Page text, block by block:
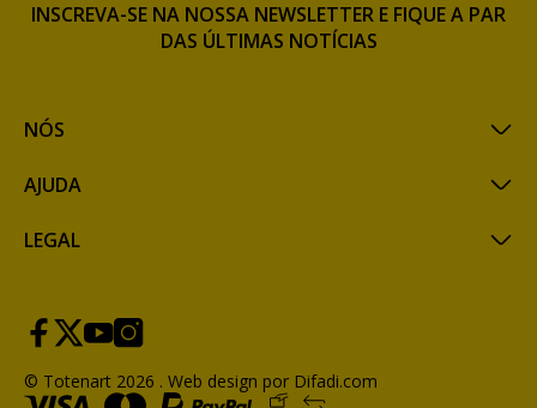
NÓS
AJUDA
LEGAL
INSCREVA-SE NA NOSSA NEWSLETTER E FIQUE A PAR
DAS ÚLTIMAS NOTÍCIAS
© Totenart 2026 . Web design por Difadi.com